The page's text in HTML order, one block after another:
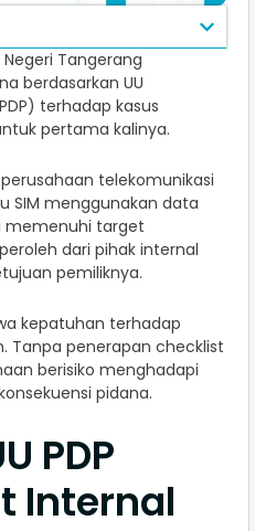
Tangerang
berdasarkan UU
terhadap kasus
pertama kalinya.
telekomunikasi
SIM menggunakan data
memenuhi target
dari pihak internal
pemiliknya.
kepatuhan terhadap
Tanpa penerapan checklist
berisiko menghadapi
pidana.
PDP
Internal